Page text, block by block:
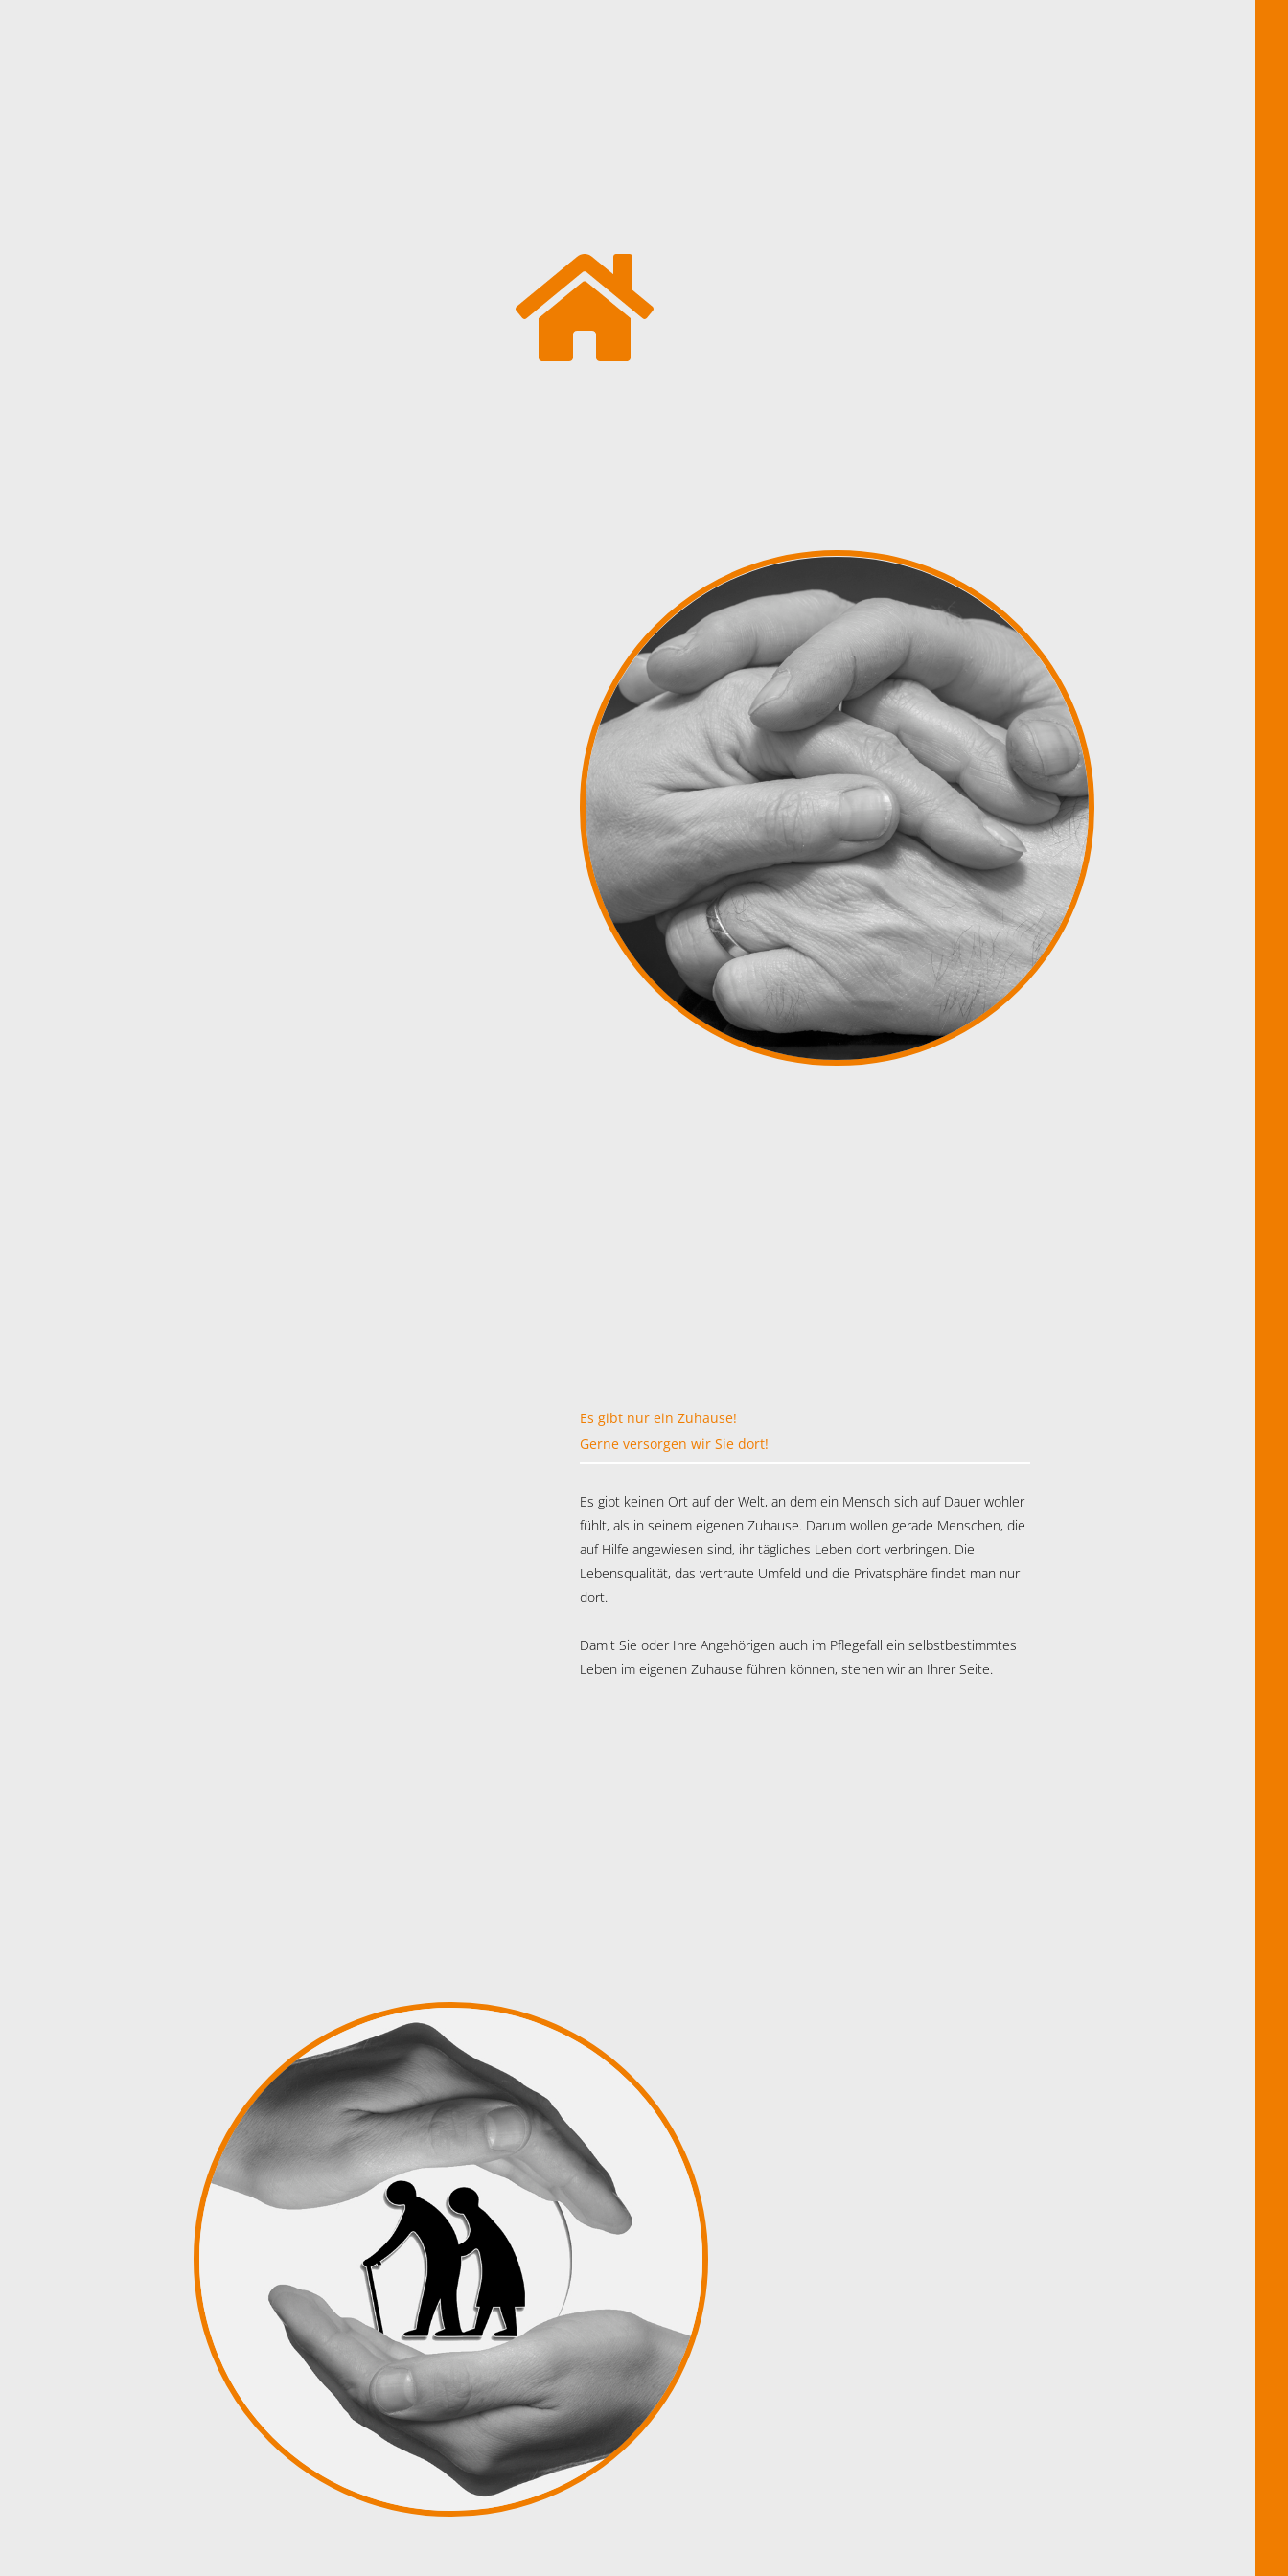
Es gibt nur ein Zuhause!
Gerne versorgen wir Sie dort!
Es gibt keinen Ort auf der Welt, an dem ein Mensch sich auf Dauer wohler
fühlt, als in seinem eigenen Zuhause. Darum wollen gerade Menschen, die
auf Hilfe angewiesen sind, ihr tägliches Leben dort verbringen. Die
Lebensqualität, das vertraute Umfeld und die Privatsphäre findet man nur
dort.
Damit Sie oder Ihre Angehörigen auch im Pflegefall ein selbstbestimmtes
Leben im eigenen Zuhause führen können, stehen wir an Ihrer Seite.